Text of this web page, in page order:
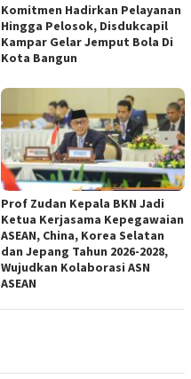
Komitmen Hadirkan Pelayanan
Hingga Pelosok, Disdukcapil
Kampar Gelar Jemput Bola Di
Kota Bangun
Prof Zudan Kepala BKN Jadi
Ketua Kerjasama Kepegawaian
ASEAN, China, Korea Selatan
dan Jepang Tahun 2026-2028,
Wujudkan Kolaborasi ASN
ASEAN